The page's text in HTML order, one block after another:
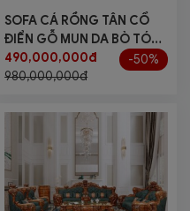
SOFA CÁ RỒNG TÂN CỔ
ĐIỂN GỖ MUN DA BÒ TÓT
NHẬP KHẨU
490,000,000đ
980,000,000đ
-50%